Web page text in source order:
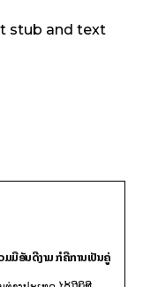
ມືອັນດີງາມ ກໍຄືການເປັນຄູ່